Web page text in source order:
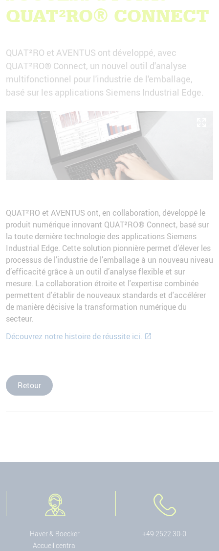
QUAT²RO® CONNECT
QUAT²RO et AVENTUS ont développé, avec
QUAT²RO® Connect, un nouvel outil d'analyse
multifonctionnel pour l'industrie de l'emballage,
basé sur les applications Siemens Industrial Edge.
QUAT²RO et AVENTUS ont, en collaboration, développé le
produit numérique innovant QUAT²RO® Connect, basé sur
la toute dernière technologie des applications Siemens
Industrial Edge. Cette solution pionnière permet d’élever les
processus de l’industrie de l’emballage à un nouveau niveau
d’efficacité grâce à un outil d’analyse flexible et sur
mesure. La collaboration étroite et l'expertise combinée
permettent d'établir de nouveaux standards et d'accélérer
de manière décisive la transformation numérique du
secteur.
Découvrez notre histoire de réussite ici.
Retour
Haver & Boecker
Accueil central
+49 2522 30-0